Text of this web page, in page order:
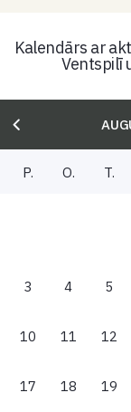
Kalendārs ar
Ventspilī
P. O. T.
3 4 5
10 11 12
17 18 19